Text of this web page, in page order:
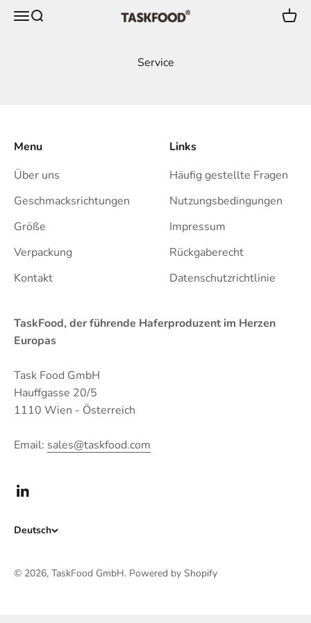
Zum Inhalt springen
Menü
Suche TaskFood GmbH
Service
Menu
Über uns
Geschmacksrichtungen
Größe
Verpackung
Kontakt
Links
Häufig gestellte Fragen
Nutzungsbedingungen
Impressum
Rückgaberecht
Datenschutzrichtlinie
TaskFood, der führende Haferproduzent im Herzen
Europas
Task Food GmbH
Hauffgasse 20/5
1110 Wien - Österreich
Email: sales@taskfood.com
Deutsch
© 2026, TaskFood GmbH. Powered by Shopify